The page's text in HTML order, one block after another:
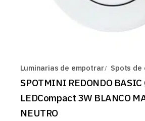
Luminarias de empotrar Spots de
SPOTMINI REDONDO
LEDCompact 3W BLANCO
NEUTRO